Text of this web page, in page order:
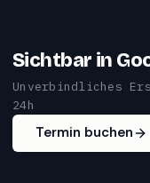
Sichtbar in
Unverbindliches
24h
Termin buchen